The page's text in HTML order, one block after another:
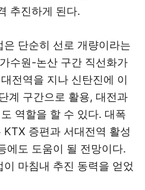
추진하게 된다.
단순히 선로 개량이라는
수원-논산 구간 직선화가
전역을 지나 신탄진에 이
계 구간으로 활용, 대전과
역할을 할 수 있다. 대폭
증편과 서대전역 활성
에도 도움이 될 전망이다.
마침내 추진 동력을 얻었